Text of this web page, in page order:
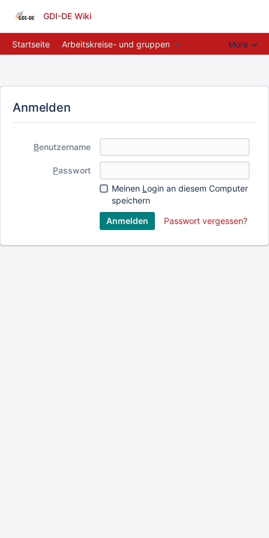
GDI-DE Wiki
Startseite Arbeitskreise- und gruppen More
Anmelden
Benutzername
Passwort
Meinen L ogin an diesem Computer
speichern
Passwort vergessen?